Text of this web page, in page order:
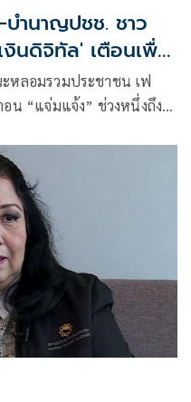
ำนาญปชช. ชาว
งินดิจิทัล' เตือนเพื่อ
พัง
หลอมรวมประชาชน เฟ
น “แจ่มแจ้ง” ช่วงหนึ่งถึง